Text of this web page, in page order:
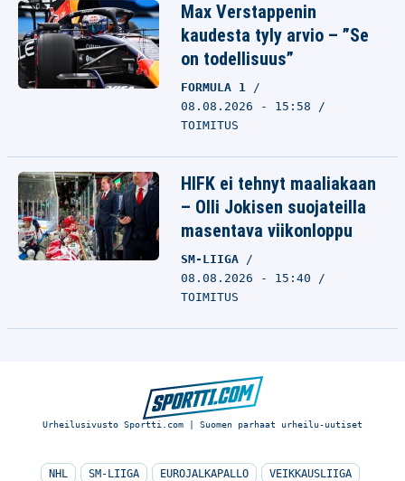
Max Verstappenin
kaudesta tyly arvio – ”Se
on todellisuus”
FORMULA 1
08.08.2026 - 15:58
TOIMITUS
HIFK ei tehnyt maaliakaan
– Olli Jokisen suojateilla
masentava viikonloppu
SM-LIIGA
08.08.2026 - 15:40
TOIMITUS
Urheilusivusto Sportti.com | Suomen parhaat urheilu-uutiset
NHL SM-LIIGA EUROJALKAPALLO VEIKKAUSLIIGA